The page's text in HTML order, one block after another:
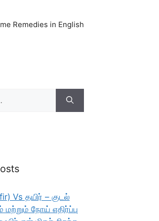
Remedies in English
Vs தயிர் – குடல்
நோய் எதிர்ப்பு